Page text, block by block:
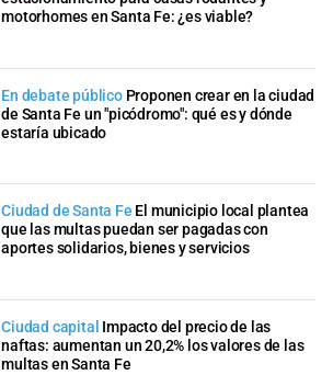
motorhomes en Santa Fe: ¿es viable?
En debate público Proponen crear en la ciudad
de Santa Fe un "picódromo": qué es y dónde
estaría ubicado
Ciudad de Santa Fe El municipio local plantea
que las multas puedan ser pagadas con
aportes solidarios, bienes y servicios
Ciudad capital Impacto del precio de las
naftas: aumentan un 20,2% los valores de las
multas en Santa Fe